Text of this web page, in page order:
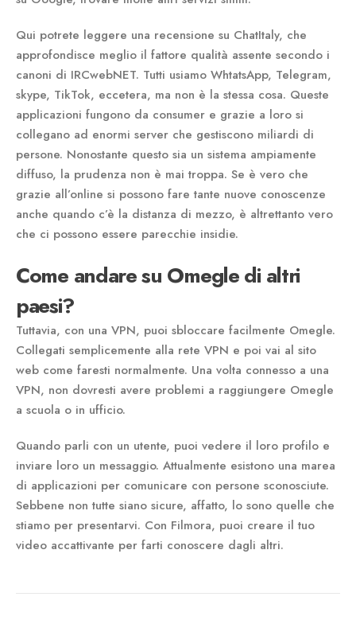
Qui potrete leggere una recensione su ChatItaly, che
approfondisce meglio il fattore qualità assente secondo i
canoni di IRCwebNET. Tutti usiamo WhtatsApp, Telegram,
skype, TikTok, eccetera, ma non è la stessa cosa. Queste
applicazioni fungono da consumer e grazie a loro si
collegano ad enormi server che gestiscono miliardi di
persone. Nonostante questo sia un sistema ampiamente
diffuso, la prudenza non è mai troppa. Se è vero che
grazie all’online si possono fare tante nuove conoscenze
anche quando c’è la distanza di mezzo, è altrettanto vero
che ci possono essere parecchie insidie.
Come andare su Omegle di altri
paesi?
Tuttavia, con una VPN, puoi sbloccare facilmente Omegle.
Collegati semplicemente alla rete VPN e poi vai al sito
web come faresti normalmente. Una volta connesso a una
VPN, non dovresti avere problemi a raggiungere Omegle
a scuola o in ufficio.
Quando parli con un utente, puoi vedere il loro profilo e
inviare loro un messaggio. Attualmente esistono una marea
di applicazioni per comunicare con persone sconosciute.
Sebbene non tutte siano sicure, affatto, lo sono quelle che
stiamo per presentarvi. Con Filmora, puoi creare il tuo
video accattivante per farti conoscere dagli altri.